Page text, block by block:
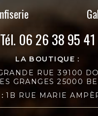
Tél. 06 26 38 95 41
LA BOUTIQUE :
RUE 39100
GRANGES 25000
1B RUE MARIE